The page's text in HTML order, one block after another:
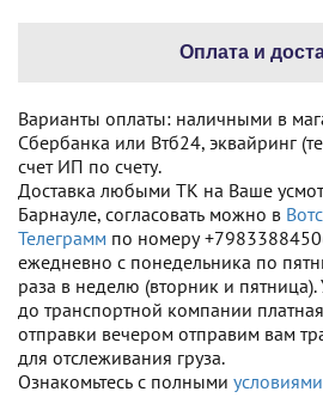
Оплата и
Варианты оплаты: наличными в
Сбербанка или Втб24, эквайринг
счет ИП по счету.
Доставка любыми ТК на Ваше
Барнауле, согласовать можно в
Телеграмм по номеру
ежедневно с понедельника по
раза в неделю (вторник и пятница).
до транспортной компании
отправки вечером отправим вам
для отслеживания груза.
Ознакомьтесь с полными